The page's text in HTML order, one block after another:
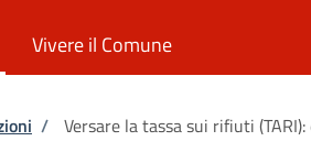
Vivere il Comune
/ Versare la tassa sui rifiuti